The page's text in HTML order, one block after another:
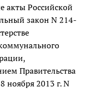
акты Российской
закон N 214-
Правительства
ноября 2013 г. N